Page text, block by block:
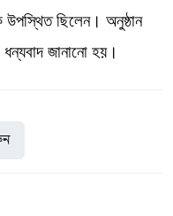
ছিলেন। অনুষ্ঠান
জানানো হয়।